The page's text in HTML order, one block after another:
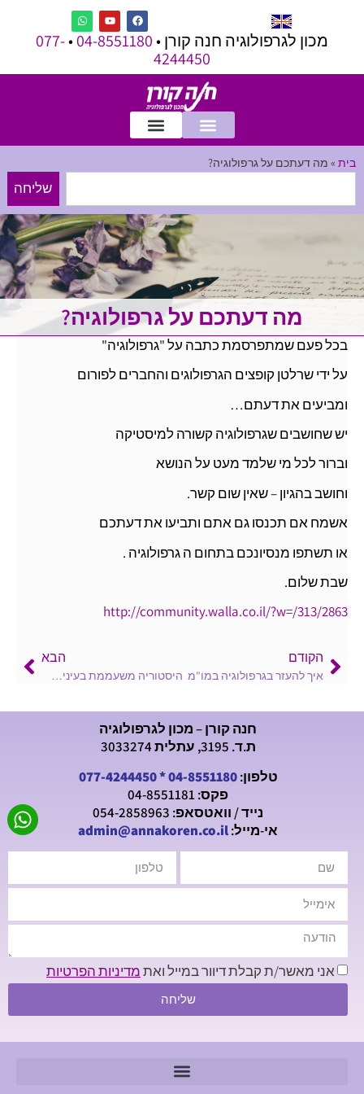
מכון לגרפולוגיה חנה קורן •04-8551180
•
077-
4244450
בית » מה דעתכם על גרפולוגיה?
שליחה
מה דעתכם על גרפולוגיה?
בכל פעם שמתפרסמת כתבה על "גרפולוגיה"
על ידי שרלטן קופצים הגרפולוגים והחברים לפורום
ומביעים את דעתם…
יש שחושבים שגרפולוגיה קשורה למיסטיקה
וברור לכל מי שלמד מעט על הנושא
וחושב בהגיון – שאין שום קשר.
אשמח אם תכנסו גם אתם ותביעו את דעתכם
או תשתפו מנסיונכם בתחום ה גרפולוגיה .
שבת שלום.
http://community.walla.co.il/?w=/313/2863
הקודם
איך להעזר בגרפולוגיה במו"מ
הבא
היסטוריה משעממת בעיני…אבל זה…מרתק….
חנה קורן – מכון לגרפולוגיה
ת.ד. 3195, עתלית 3033274
טלפון:04-8551180
*
077-4244450
פקס: 04-8551181
נייד / וואטסאפ: 054-2858963
אי-מייל:admin@annakoren.co.il
אני מאשר/ת קבלת דיוור במייל ואתמדיניות הפרטיות
שליחה